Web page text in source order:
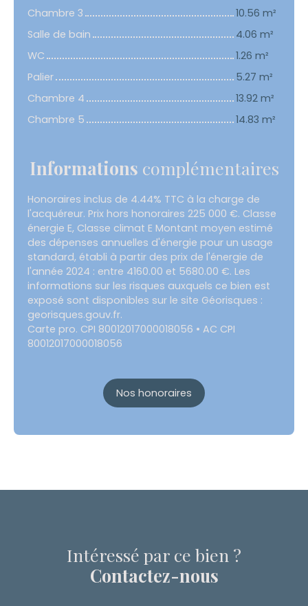
Chambre 3
10.56 m²
Salle de bain
4.06 m²
WC
1.26 m²
Palier
5.27 m²
Chambre 4
13.92 m²
Chambre 5
14.83 m²
Informations complémentaires
Honoraires inclus de 4.44% TTC à la charge de
l'acquéreur. Prix hors honoraires 225 000 €. Classe
énergie E, Classe climat E Montant moyen estimé
des dépenses annuelles d'énergie pour un usage
standard, établi à partir des prix de l'énergie de
l'année 2024 : entre 4160.00 et 5680.00 €. Les
informations sur les risques auxquels ce bien est
exposé sont disponibles sur le site Géorisques :
georisques.gouv.fr.
Carte pro. CPI 80012017000018056 • AC CPI
80012017000018056
Nos honoraires
Intéressé par ce bien ?
Contactez-nous